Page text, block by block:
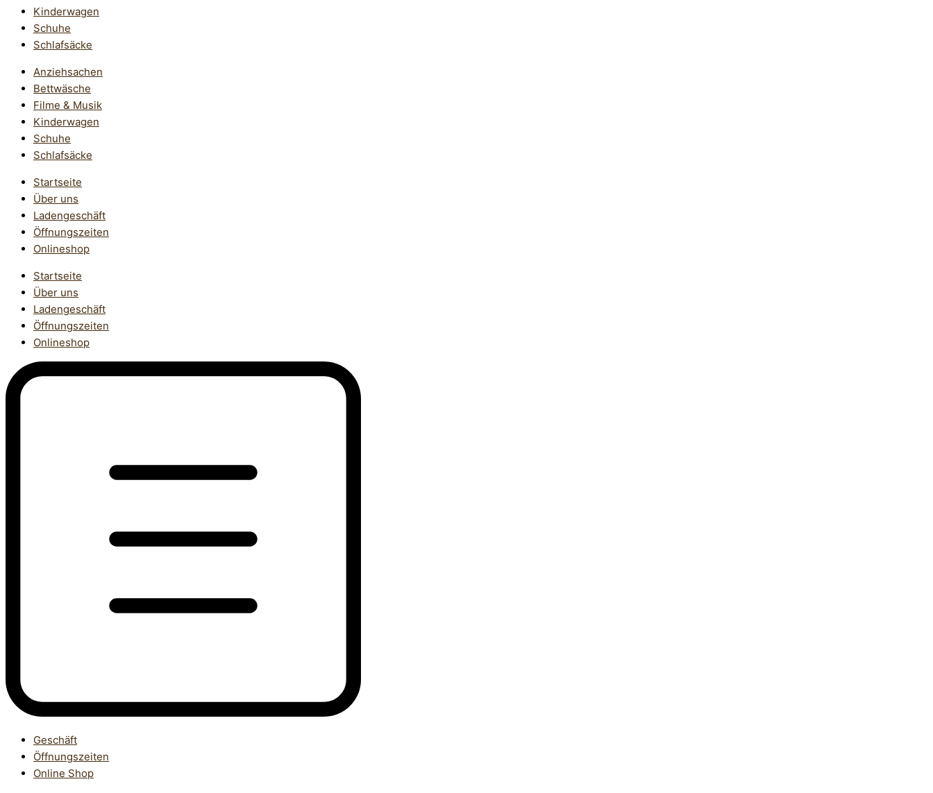
Kinderwagen
Schuhe
Schlafsäcke
Anziehsachen
Bettwäsche
Filme & Musik
Kinderwagen
Schuhe
Schlafsäcke
Startseite
Über uns
Ladengeschäft
Öffnungszeiten
Onlineshop
Startseite
Über uns
Ladengeschäft
Öffnungszeiten
Onlineshop
Geschäft
Öffnungszeiten
Online Shop